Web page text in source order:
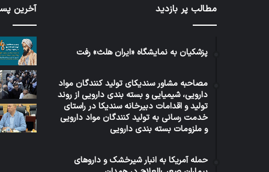
مطالب پر بازدید
پزشکیان به نمایشگاه «ایران هلث» رفت
مصاحبه مشاور سندیکای تولید کنندگان مواد
دارویی، شیمیایی و بسته بندی دارویی از روند
تولید و اقدامات دبیرخانه سندیکا در راستای
خدمت رسانی به تولید کنندگان مواد دارویی
و ملزومات بسته بندی دارویی
حمله آمریکا به انبار شیرخشک و داروهای
آخرین
برنامه
دولت
عراق
حوزه
سلامت
1 هفته پیش
برنامه ۵ ساله دولت عراق در حوزه
سلامت
دکتر
مدیر
سابق
روابط
وزارت
5 روز پیش